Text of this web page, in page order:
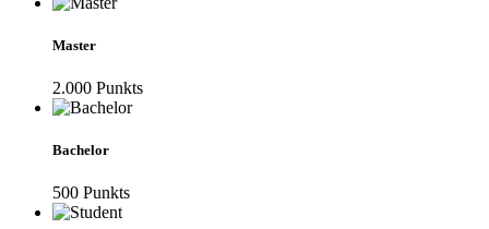
Master
2.000 Punkts
Bachelor
500 Punkts